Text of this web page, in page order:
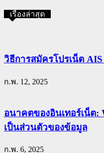
เรื่องล่าสุด
วิธีการสมัครโปรเน็ต AIS
ก.พ. 12, 2025
อนาคตของอินเทอร์เน็ต:
เป็นส่วนตัวของข้อมูล
ก.พ. 6, 2025